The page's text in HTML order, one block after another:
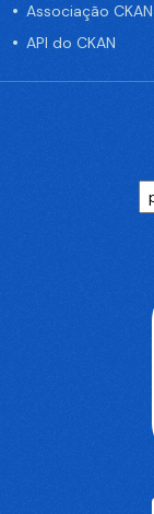
Associação CKAN
API do CKAN